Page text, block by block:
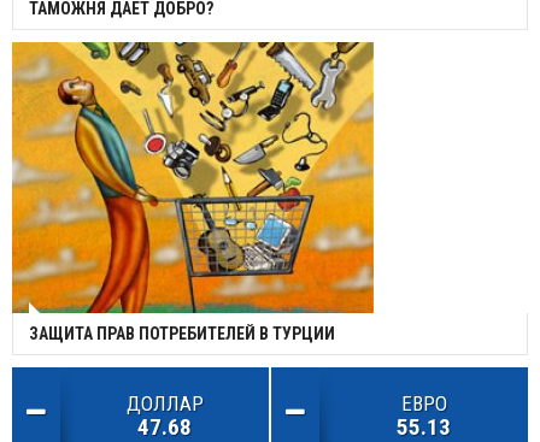
ТАМОЖНЯ ДАЕТ ДОБРО?
ЗАЩИТА ПРАВ ПОТРЕБИТЕЛЕЙ В ТУРЦИИ
ДОЛЛАР
47.68
ЕВРО
55.13